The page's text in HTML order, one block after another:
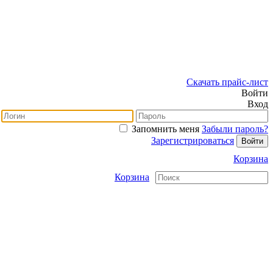
Скачать прайс-лист
Войти
Вход
Запомнить меня Забыли пароль?
Зарегистрироваться
Корзина
Корзина